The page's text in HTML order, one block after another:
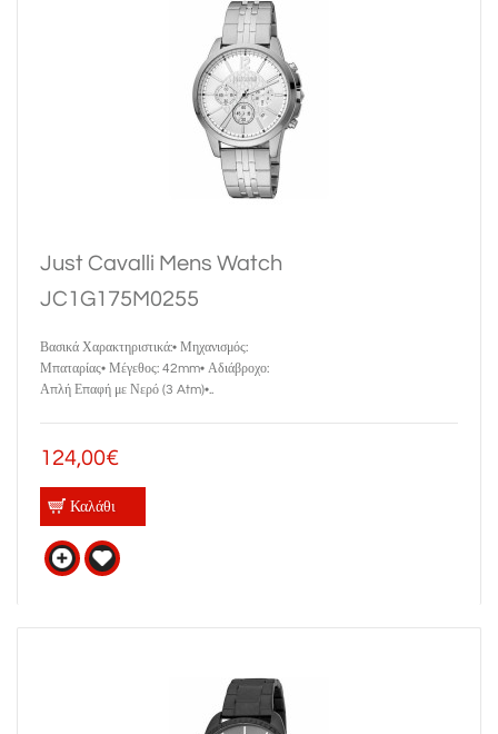
Just Cavalli Mens Watch
JC1G175M0255
Βασικά Χαρακτηριστικά:• Μηχανισμός:
Μπαταρίας• Μέγεθος: 42mm• Αδιάβροχο:
Απλή Επαφή με Νερό (3 Atm)•..
124,00€
Καλάθι